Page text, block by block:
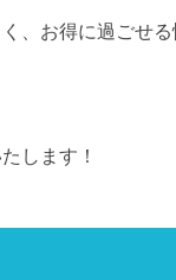
、お得に過ごせ
します！